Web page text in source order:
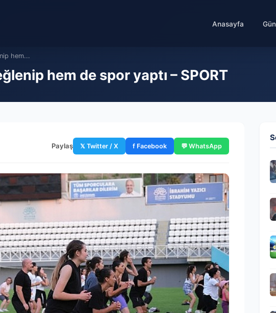
Anasayfa
hem...
hem de spor yaptı – SPORT
Paylaş 𝕏 Twitter / X f Facebook 💬 WhatsApp